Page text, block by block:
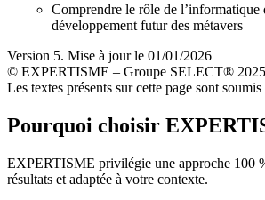
Comprendre le rôle de l’informatique
développement futur des métavers
Version 5. Mise à jour le 01/01/2026
© EXPERTISME – Groupe SELECT® 2025
Les textes présents sur cette page sont
Pourquoi choisir
EXPERTISME privilégie une approche 100
résultats et adaptée à votre contexte.